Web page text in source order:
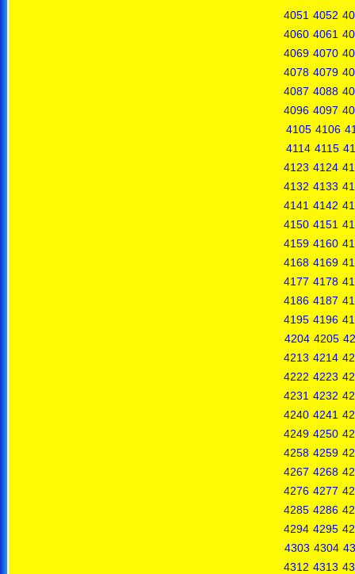
4051 4052
4060 4061
4069 4070
4078 4079
4087 4088
4096 4097
4105 4106
4114 4115
4123 4124
4132 4133
4141 4142
4150 4151
4159 4160
4168 4169
4177 4178
4186 4187
4195 4196
4204 4205
4213 4214
4222 4223
4231 4232
4240 4241
4249 4250
4258 4259
4267 4268
4276 4277
4285 4286
4294 4295
4303 4304
4312 4313